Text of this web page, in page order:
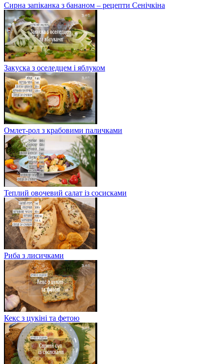
Сирна запіканка з бананом – рецепти Сенічкіна
Закуска з оселедцем і яблуком
Омлет-рол з крабовими паличками
Теплий овочевий салат із сосисками
Риба з лисичками
Кекс з цукіні та фетою